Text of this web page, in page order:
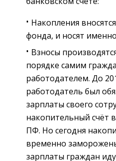
Накопления
фонда, и носят
Взносы
порядке самим
работодателем. До
работодатель был
зарплаты своего
накопительный счёт
ПФ. Но сегодня
временно
зарплаты граждан